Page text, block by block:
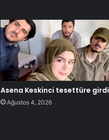
Asena Keskinci tesettüre girdi
Ağustos 4, 2026